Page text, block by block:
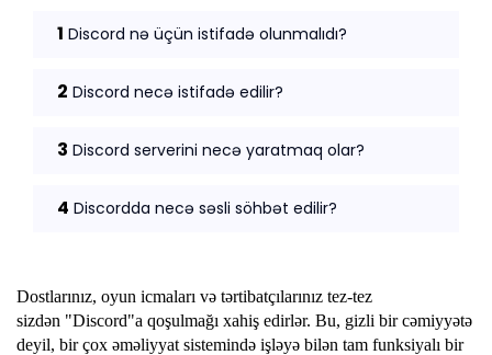
1 Discord nə üçün istifadə olunmalıdı?
2 Discord necə istifadə edilir?
3 Discord serverini necə yaratmaq olar?
4 Discordda necə səsli söhbət edilir?
Dostlarınız, oyun icmaları və tərtibatçılarınız tez-tez
sizdən "Discord"a qoşulmağı xahiş edirlər. Bu, gizli bir cəmiyyətə
deyil, bir çox əməliyyat sistemində işləyə bilən tam funksiyalı bir